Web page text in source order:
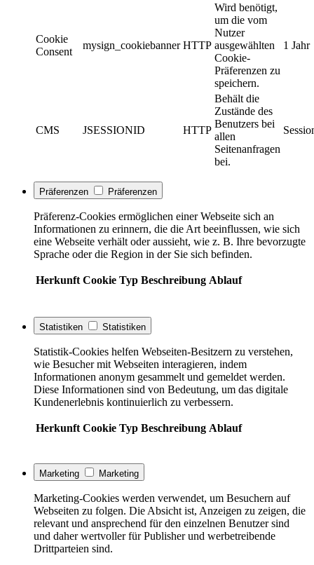
Cookie
Consent
mysign_cookiebanner HTTP
Wird benötigt,
um die vom
Nutzer
ausgewählten
Cookie-
Präferenzen zu
speichern.
1 Jahr
CMS JSESSIONID HTTP
Behält die
Zustände des
Benutzers bei
allen
Seitenanfragen
bei.
Präferenzen Präferenzen
Präferenz-Cookies ermöglichen einer Webseite sich an
Informationen zu erinnern, die die Art beeinflussen, wie sich
eine Webseite verhält oder aussieht, wie z. B. Ihre bevorzugte
Sprache oder die Region in der Sie sich befinden.
Herkunft Cookie Typ Beschreibung Ablauf
Statistiken Statistiken
Statistik-Cookies helfen Webseiten-Besitzern zu verstehen,
wie Besucher mit Webseiten interagieren, indem
Informationen anonym gesammelt und gemeldet werden.
Diese Informationen sind von Bedeutung, um das digitale
Kundenerlebnis kontinuierlich zu verbessern.
Herkunft Cookie Typ Beschreibung Ablauf
Marketing Marketing
Marketing-Cookies werden verwendet, um Besuchern auf
Webseiten zu folgen. Die Absicht ist, Anzeigen zu zeigen, die
relevant und ansprechend für den einzelnen Benutzer sind
und daher wertvoller für Publisher und werbetreibende
Drittparteien sind.